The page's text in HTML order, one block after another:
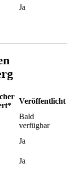
Ja
Veröffentlicht
Bald
verfügbar
Ja
Ja